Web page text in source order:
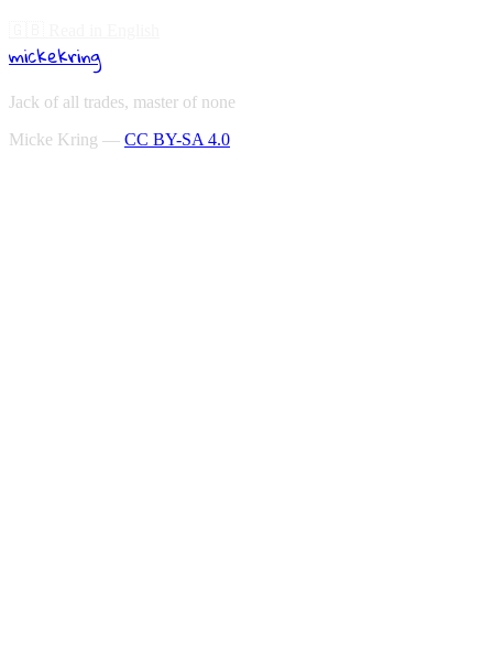
mickekring
Jack of all trades, master of none
Micke Kring — CC BY-SA 4.0